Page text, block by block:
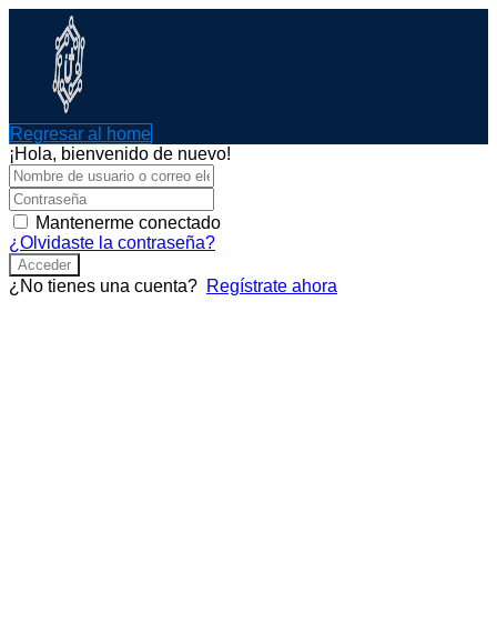
contenido
Regresar al home
¡Hola, bienvenido de nuevo!
Mantenerme conectado
¿Olvidaste la contraseña?
Acceder
¿No tienes una cuenta? Regístrate ahora